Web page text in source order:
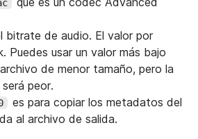
bitrate de audio. El valor por
usar un valor más bajo
de menor tamaño, pero la
peor.
es para copiar los metadatos del
al archivo de salida.